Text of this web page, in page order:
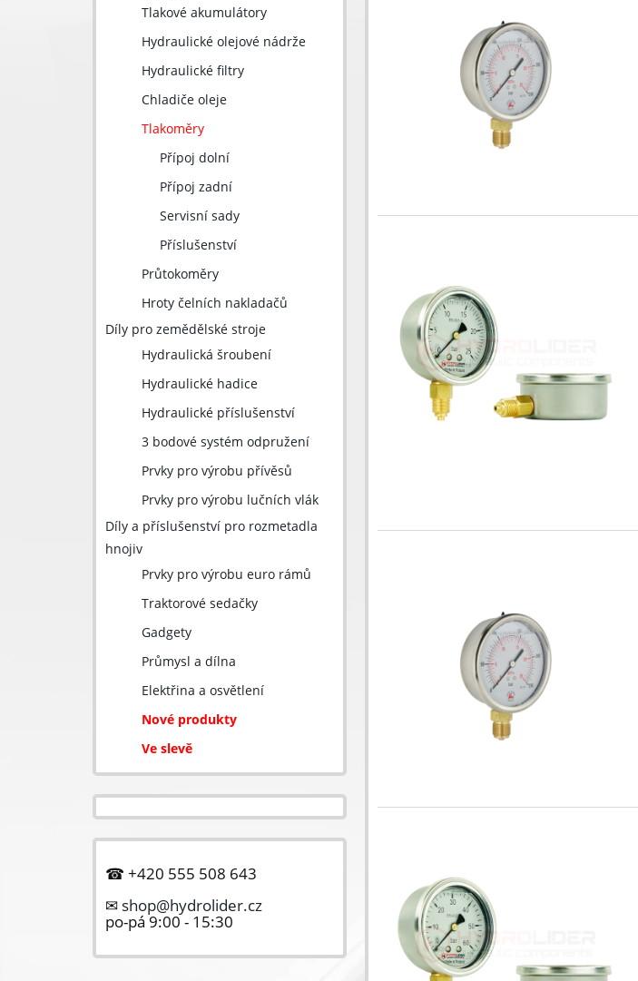
Tlakové akumulátory
Hydraulické olejové nádrže
Hydraulické filtry
Chladiče oleje
Tlakoměry
Přípoj dolní
Přípoj zadní
Servisní sady
Příslušenství
Průtokoměry
Hroty čelních nakladačů
Díly pro zemědělské stroje
Hydraulická šroubení
Hydraulické hadice
Hydraulické příslušenství
3 bodové systém odpružení
Prvky pro výrobu přívěsů
Prvky pro výrobu lučních vlák
Díly a příslušenství pro rozmetadla
hnojiv
Prvky pro výrobu euro rámů
Traktorové sedačky
Gadgety
Průmysl a dílna
Elektřina a osvětlení
Nové produkty
Ve slevě
☎ +420 555 508 643
✉ shop@hydrolider.cz
po-pá 9:00 - 15:30